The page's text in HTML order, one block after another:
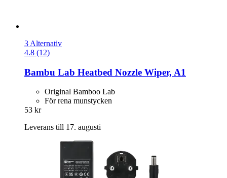
3 Alternativ
4.8 (12)
Bambu Lab Heatbed Nozzle Wiper, A1
Original Bamboo Lab
För rena munstycken
53 kr
Leverans till 17. augusti